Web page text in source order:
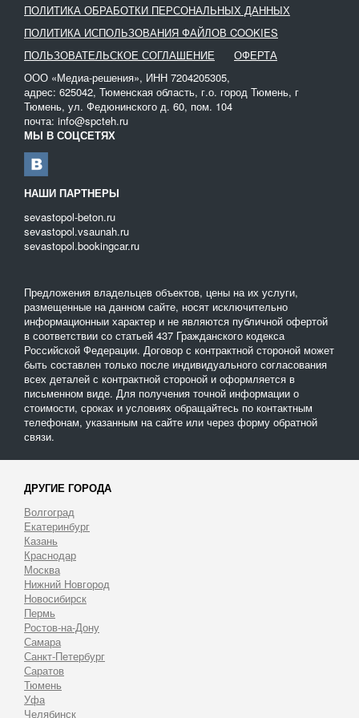
топлива в полевых условиях.
К автомобильным цистернам предъявляются следующие
требования:
Обязательное наличие донных клапанов, которые
предотвратят пролив горючей жидкости;
Наличие специализированных устройства для защиты,
которые предотвратят частичное повреждение емкостей;
Выхлопная труба в обязательном порядке снабжается
искрогасителями;
пожаротушения.
Транспортировка грузов должна осуществляться исключительно
при включенном проблесковом маяке.
бензовоз в аренду.
ПОЛИТИКА ОБРАБОТКИ ПЕРСОНАЛЬНЫХ ДАННЫХ
ПОЛИТИКА ИСПОЛЬЗОВАНИЯ ФАЙЛОВ COOKIES
ПОЛЬЗОВАТЕЛЬСКОЕ СОГЛАШЕНИЕ
ОФЕРТА
ООО «Медиа-решения», ИНН 7204205305,
адрес: 625042, Тюменская область, г.о. город Тюмень, г
Тюмень, ул. Федюнинского д. 60, пом. 104
почта: info@spcteh.ru
МЫ В СОЦСЕТЯХ
НАШИ ПАРТНЕРЫ
sevastopol-beton.ru
sevastopol.vsaunah.ru
sevastopol.bookingcar.ru
Предложения владельцев объектов, цены на их услуги,
размещенные на данном сайте, носят исключительно
информационныи характер и не являются публичной офертой
в соответствии со статьей 437 Гражданского кодекса
Российской Федерации. Договор с контрактной стороной может
быть составлен только после индивидуального согласования
всех деталей с контрактной стороной и оформляется в
письменном виде. Для получения точной информации о
стоимости, сроках и условиях обращайтесь по контактным
телефонам, указанным на сайте или через форму обратной
связи.
ДРУГИЕ ГОРОДА
Волгоград
Екатеринбург
Казань
Краснодар
Москва
Нижний Новгород
Новосибирск
Пермь
Ростов-на-Дону
Самара
Санкт-Петербург
Саратов
Тюмень
Уфа
Челябинск